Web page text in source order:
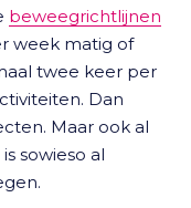
beweegrichtlijnen
week matig of
twee keer per
Dan
Maar ook al
sowieso al